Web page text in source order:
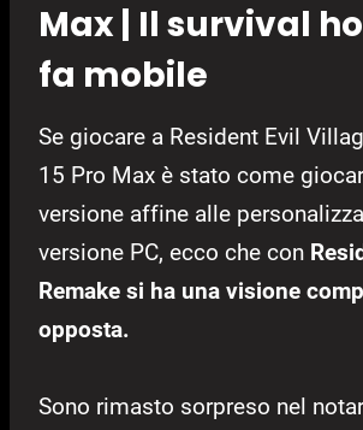
Max | Il survival
fa mobile
Se giocare a Resident Evil
15 Pro Max è stato come
versione affine alle
versione PC, ecco che con
Remake si ha una visione
opposta.
Sono rimasto sorpreso nel